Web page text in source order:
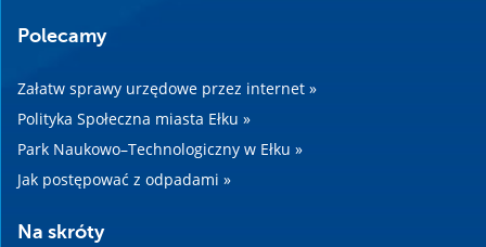
Polecamy
Załatw sprawy urzędowe przez internet »
Polityka Społeczna miasta Ełku »
Park Naukowo–Technologiczny w Ełku »
Jak postępować z odpadami »
Na skróty